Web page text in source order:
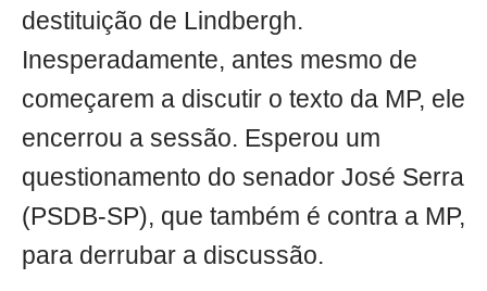
destituição de Lindbergh.
Inesperadamente, antes mesmo de
começarem a discutir o texto da MP, ele
encerrou a sessão. Esperou um
questionamento do senador José Serra
(PSDB-SP), que também é contra a MP,
para derrubar a discussão.